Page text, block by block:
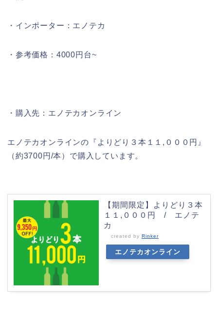
・インポーター：エノテカ
・参考価格：4000円台~
・購入先：エノテカオンライン
エノテカオンラインの『よりどり３本１１,０００円』
（約3700円/本）で購入しています。
【期間限定】よりどり３本
１１,０００円 / エノテ
カ
created by Rinker
エノテカオンライン